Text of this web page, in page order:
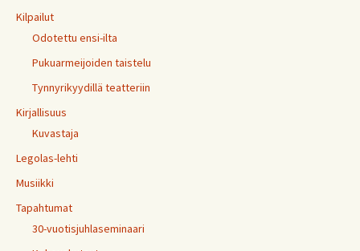
Kilpailut
Odotettu ensi-ilta
Pukuarmeijoiden taistelu
Tynnyrikyydillä teatteriin
Kirjallisuus
Kuvastaja
Legolas-lehti
Musiikki
Tapahtumat
30-vuotisjuhlaseminaari